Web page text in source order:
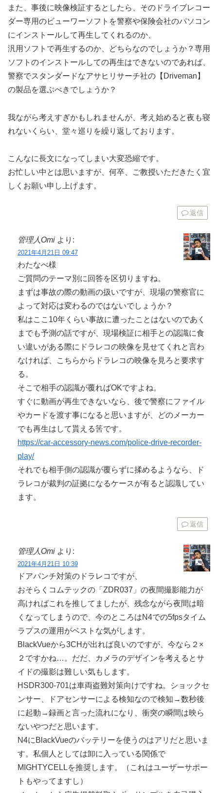
また、事後に映像検証するとしたら、そのドライブレコー
ダー専用のビューワーソフトを警察や保険会社のパソコン
にインストールして再生してくれるのか、
汎用ソフトで再生するのか、どちらなのでしょうか？専用
ソフトのインストールしての再生はできないのであれば、
警察でスタンダードなアサヒリサーチ社の【Driveman】
の製品を選ぶべきでしょうか？
我ながら考えすぎかもしれませんが、考え始めると夜も寝
れないくらい、堂々巡りを繰り返しております。
こんなに長文になってしまい大変恐縮です。
お忙しい中とは思いますが、何卒、ご教授いただきたく宜
しくお願い申し上げます。
返信
管理人Omi より:
2021年4月21日 09:47
わたなべ様
ご質問のテーマ別に回答を区切りますね。
まずは事故の際の動画の扱いですが、現場の警察官に
よって対応は変わるのではないでしょうか？
私はここ10年くらい事故に遭ったことはないのであく
までも予測の話ですが、現場検証に相手との認識に食
い違いがある際にドラレコの映像を見せてくれと言わ
なければ、こちらからドラレコの映像を見ろと要求す
る。
そこで相手の認識が覆ればOKですよね。
すぐに動画が再生できないなら、後で警察にファイル
やカードを渡す事になると思いますが、どのメーカー
でも再生はして貰える筈です。
https://car-accessory-news.com/police-drive-recorder-
play/
それでも相手側の認識が覆らずに揉めるようなら、ド
ラレコが裁判の証拠になるケースが有ると認識してい
ます。
返信
管理人Omi より:
2021年4月21日 10:39
ドアパンチ対策のドラレコですが、
おそらくコムテックの「ZDR037」の夜間撮影能力が
高ければこれを推してましたが、残念ながら夜間は暗
くなってしまうので、今のところはN4での5fpsタイム
ラプスの運用がベストな気がします。
BlackVueから3CHが出れば良いのですが、今なら２×
２ですかね…。だだ、カメラのデザインを考えるとサ
イドの撮影は難しい気もします。
HSDR300-701は車両盗難対策向けですね。ショックセ
ンサー、ドアセンサーによる検知なので検知→数秒後
に起動→録画と言った流れになり、衝突の瞬間は映ら
ないやつだと思います。
N4にBlackVueのバッテリーを使うのはアリだと思いま
す。私個人としては卸に入っている関係で
MIGHTYCELLを推奨します。（これはユーザーサポー
トもやってますし）